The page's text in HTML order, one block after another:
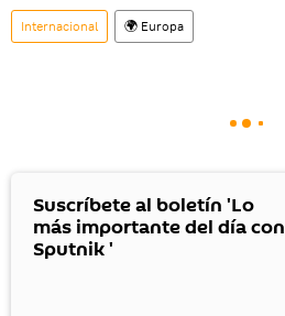
Internacional 🌍 Europa
Suscríbete al boletín 'Lo
más importante del día con
Sputnik '